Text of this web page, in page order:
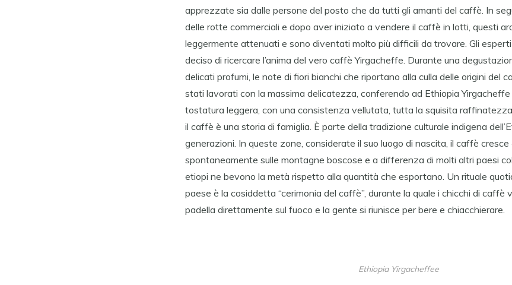
apprezzate sia dalle persone del posto che da tutti gli amanti del caffè. In
delle rotte commerciali e dopo aver iniziato a vendere il caffè in lotti, questi
leggermente attenuati e sono diventati molto più difficili da trovare. Gli
deciso di ricercare l’anima del vero caffè Yirgacheffe. Durante una
delicati profumi, le note di fiori bianchi che riportano alla culla delle origini del
stati lavorati con la massima delicatezza, conferendo ad Ethiopia
tostatura leggera, con una consistenza vellutata, tutta la squisita
il caffè è una storia di famiglia. È parte della tradizione culturale indigena
generazioni. In queste zone, considerate il suo luogo di nascita, il caffè cresce
spontaneamente sulle montagne boscose e a differenza di molti altri paesi
etiopi ne bevono la metà rispetto alla quantità che esportano. Un rituale
paese è la cosiddetta “cerimonia del caffè”, durante la quale i chicchi di caffè
padella direttamente sul fuoco e la gente si riunisce per bere e chiacchierare.
Ethiopia Yirgacheffee